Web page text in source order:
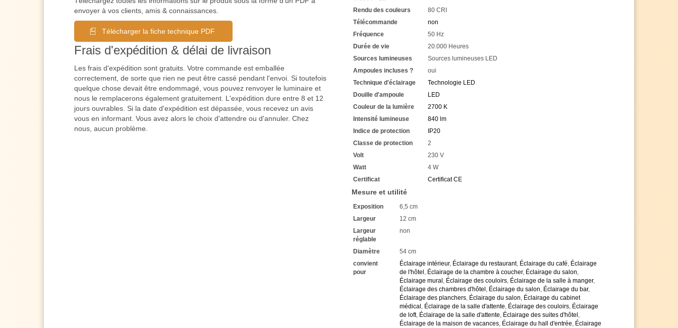
Nous attendons vos demandes avec impatience
envoyer à vos clients, amis & connaissances.
Télécharger la fiche technique PDF
Frais d'expédition & délai de livraison
Les frais d'expédition sont gratuits. Votre commande est emballée
correctement, de sorte que rien ne peut être cassé pendant l'envoi. Si toutefois
quelque chose devait être endommagé, vous pouvez renvoyer le luminaire et
nous le remplacerons également gratuitement. L'expédition dure entre 8 et 12
jours ouvrables. Si la date d'expédition est dépassée, vous recevez un avis
vous en informant. Vous avez alors le choix d'attendre ou d'annuler. Chez
nous, aucun problème.
Rendu des couleurs
80 CRI
Télécommande
non
Fréquence
50 Hz
Durée de vie
20.000 Heures
Sources lumineuses
Sources lumineuses LED
Ampoules incluses ?
oui
Technique d'éclairage
Technologie LED
Douille d'ampoule
LED
Couleur de la lumière
2700 K
Intensité lumineuse
840 lm
Indice de protection
IP20
Classe de protection
2
Volt
230 V
Watt
4 W
Certificat
Certificat CE
Mesure et utilité
Exposition
6,5 cm
Largeur
12 cm
Largeur
réglable
non
Diamètre
54 cm
convient
pour
Éclairage intérieur, Éclairage du restaurant, Éclairage du café, Éclairage
de l'hôtel , Éclairage de la chambre à coucher, Éclairage du salon,
Éclairage mural , Éclairage des couloirs, Éclairage de la salle à manger,
Éclairage des chambres d'hôtel , Éclairage du salon, Éclairage du bar,
Éclairage des planchers, Éclairage du salon, Éclairage du cabinet
médical , Éclairage de la salle d'attente, Éclairage des couloirs, Éclairage
de loft, Éclairage de la salle d'attente, Éclairage des suites d'hôtel ,
Éclairage de la maison de vacances, Éclairage du hall d'entrée, Éclairage